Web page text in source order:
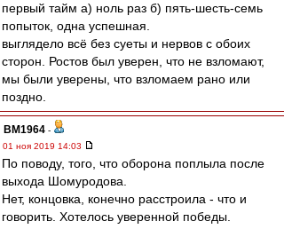
первый тайм а) ноль раз б) пять-шесть-семь
попыток, одна успешная.
выглядело всё без суеты и нервов с обоих
сторон. Ростов был уверен, что не взломают,
мы были уверены, что взломаем рано или
поздно.
BM1964 -
01 ноя 2019 14:03
По поводу, того, что оборона поплыла после
выхода Шомуродова.
Нет, концовка, конечно расстроила - что и
говорить. Хотелось уверенной победы.